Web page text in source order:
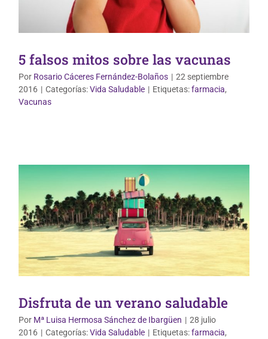
5 falsos mitos sobre las vacunas
Por Rosario Cáceres Fernández-Bolaños | 22 septiembre
2016 | Categorías:Vida Saludable | Etiquetas:farmacia,
Vacunas
Disfruta de un verano saludable
Por Mª Luisa Hermosa Sánchez de Ibargüen | 28 julio
2016 | Categorías:Vida Saludable | Etiquetas:farmacia,